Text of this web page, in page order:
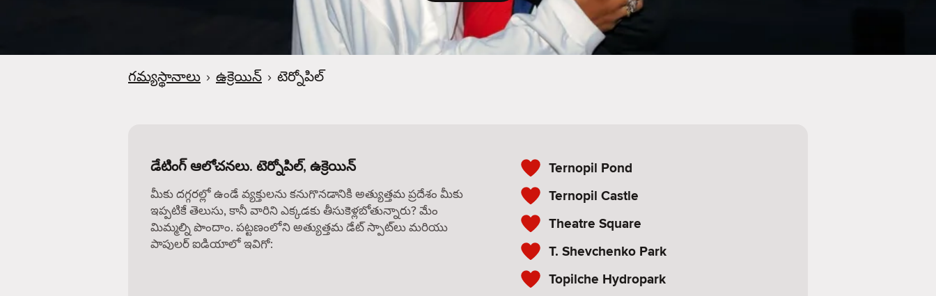
గమ్యస్థానాలు › ఉక్రెయిన్ › టెర్నోపిల్
డేటింగ్ ఆలోచనలు. టెర్నోపిల్, ఉక్రెయిన్
మీకు దగ్గరల్లో ఉండే వ్యక్తులను కనుగొనడానికి అత్యుత్తమ ప్రదేశం మీకు
ఇప్పటికే తెలుసు, కానీ వారిని ఎక్కడకు తీసుకెళ్లబోతున్నారు? మేం
మిమ్మల్ని పొందాం. పట్టణంలోని అత్యుత్తమ డేట్ స్పాట్‌లు మరియు
పాపులర్ ఐడియాలో ఇవిగో:
Ternopil Pond
Ternopil Castle
Theatre Square
T. Shevchenko Park
Topilche Hydropark